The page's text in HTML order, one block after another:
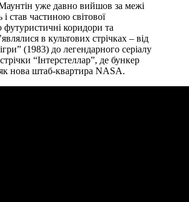
уже давно вийшов за межі
і став частиною світової
коридори та
в культових стрічках – від
(1983) до легендарного серіалу
“Інтерстеллар”, де бункер
нова штаб-квартира NASA.